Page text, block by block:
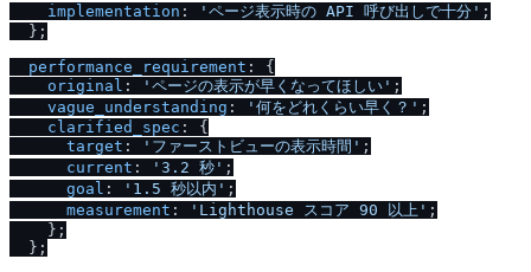
implementation : 'ページ表示時の API 呼び出しで十分' ;
  };
performance_requirement : {
original : 'ページの表示が早くなってほしい' ;
vague_understanding : '何をどれくらい早く？' ;
clarified_spec : {
target : 'ファーストビューの表示時間' ;
current : '3.2 秒' ;
goal : '1.5 秒以内' ;
measurement : 'Lighthouse スコア 90 以上' ;
    };
  };